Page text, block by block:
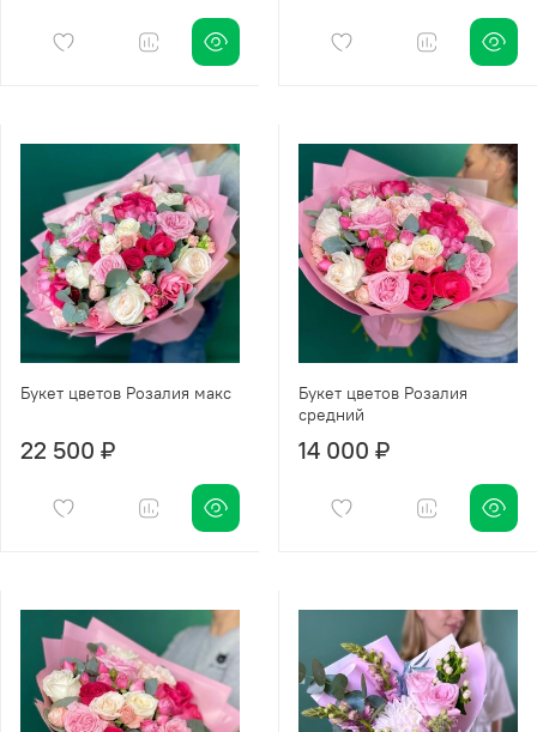
Букет цветов Розалия макс
22 500 ₽
Букет цветов Розалия
средний
14 000 ₽